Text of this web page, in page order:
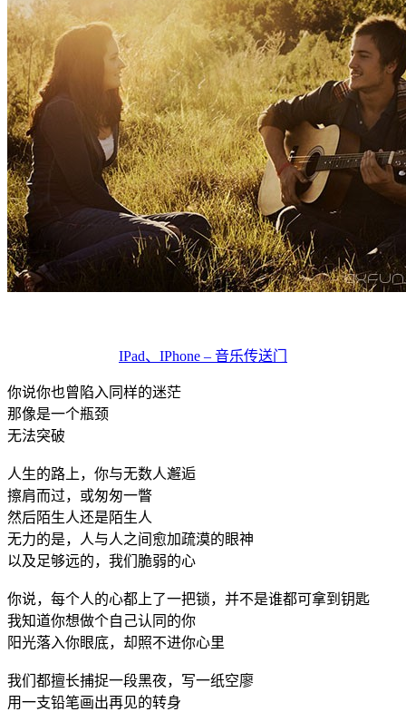
IPad、IPhone – 音乐传送门
你说你也曾陷入同样的迷茫
那像是一个瓶颈
无法突破
人生的路上，你与无数人邂逅
擦肩而过，或匆匆一瞥
然后陌生人还是陌生人
无力的是，人与人之间愈加疏漠的眼神
以及足够远的，我们脆弱的心
你说，每个人的心都上了一把锁，并不是谁都可拿到钥匙
我知道你想做个自己认同的你
阳光落入你眼底，却照不进你心里
我们都擅长捕捉一段黑夜，写一纸空廖
用一支铅笔画出再见的转身